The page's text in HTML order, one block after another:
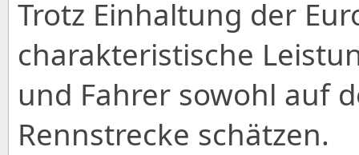
Trotz Einhaltung der
charakteristische
und Fahrer sowohl auf
Rennstrecke schätzen.